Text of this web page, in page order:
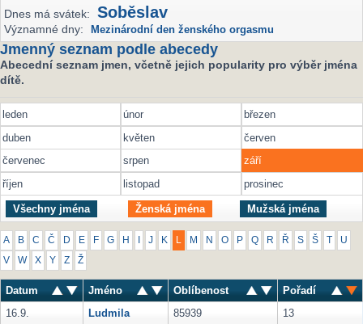
Dnes má svátek: Soběslav
Významné dny: Mezinárodní den ženského orgasmu
Jmenný seznam podle abecedy
Abecední seznam jmen, včetně jejich popularity pro výběr jména
dítě.
leden únor
březen
duben
květen
červen
červenec
srpen
září
říjen
listopad prosinec
Všechny jména Ženská jména Mužská jména
A B C Č D E F G H J K M N O P Q R Ř S Š U
V W X Y Z Ž
Datum Jméno Oblíbenost
Pořadí
16.9.
Ludmila 85939
13